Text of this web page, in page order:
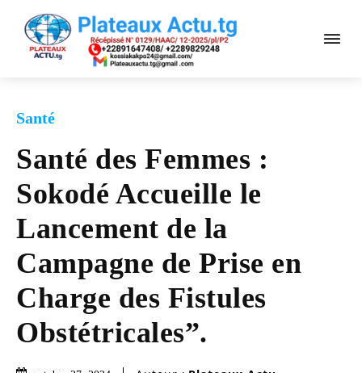
Santé
Santé des Femmes :
Sokodé Accueille le
Lancement de la
Campagne de Prise en
Charge des Fistules
Obstétricales”.